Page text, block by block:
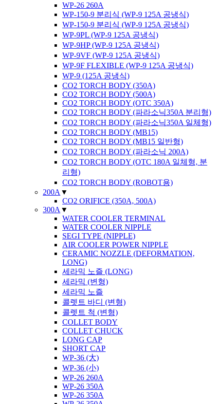
WP-26 260A
WP-150-9 분리식 (WP-9 125A 공냉식)
WP-150-9 분리식 (WP-9 125A 공냉식)
WP-9PL (WP-9 125A 공냉식)
WP-9HP (WP-9 125A 공냉식)
WP-9VF (WP-9 125A 공냉식)
WP-9F FLEXIBLE (WP-9 125A 공냉식)
WP-9 (125A 공냉식)
CO2 TORCH BODY (350A)
CO2 TORCH BODY (500A)
CO2 TORCH BODY (OTC 350A)
CO2 TORCH BODY (파라소닉350A 분리형)
CO2 TORCH BODY (파라소닉350A 일체형)
CO2 TORCH BODY (MB15)
CO2 TORCH BODY (MB15 일반형)
CO2 TORCH BODY (파라소닉 200A)
CO2 TORCH BODY (OTC 180A 일체형, 분
리형)
CO2 TORCH BODY (ROBOT용)
200A ▼
CO2 ORIFICE (350A, 500A)
300A ▼
WATER COOLER TERMINAL
WATER COOLER NIPPLE
SEGI TYPE (NIPPLE)
AIR COOLER POWER NIPPLE
CERAMIC NOZZLE (DEFORMATION,
LONG)
세라믹 노즐 (LONG)
세라믹 (변형)
세라믹 노즐
콜렛트 바디 (변형)
콜렛트 척 (변형)
COLLET BODY
COLLET CHUCK
LONG CAP
SHORT CAP
WP-36 (大)
WP-36 (小)
WP-26 260A
WP-26 350A
WP-26 350A